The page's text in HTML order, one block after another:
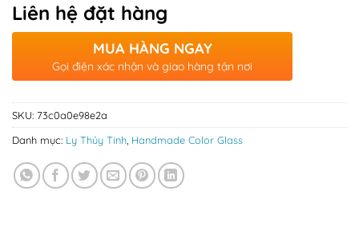
Liên hệ đặt hàng
MUA HÀNG NGAY
Gọi điện xác nhận và giao hàng tận nơi
SKU: 73c0a0e98e2a
Danh mục: Ly Thủy Tinh, Handmade Color Glass